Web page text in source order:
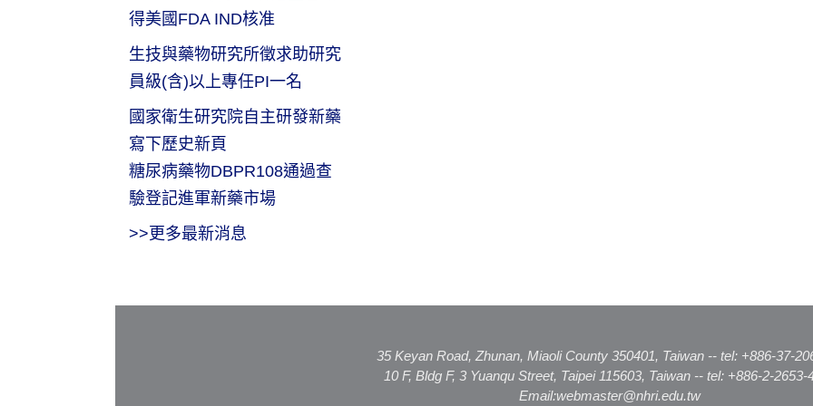
得美國FDA IND核准
生技與藥物研究所徵求助研究
員級(含)以上專任PI一名
國家衛生研究院自主研發新藥
寫下歷史新頁
糖尿病藥物DBPR108通過查
驗登記進軍新藥市場
>>更多最新消息
35 Keyan Road, Zhunan, Miaoli County 350401, Taiwan -- tel: +886-37-
10 F, Bldg F, 3 Yuanqu Street, Taipei 115603, Taiwan -- tel: +886-2-2653-
Email:webmaster@nhri.edu.tw